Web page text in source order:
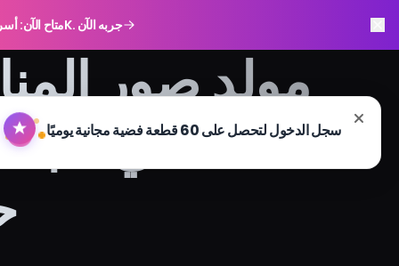
GPT Image 2.0 متاح الآن: أسرع، أذكى، وجاهز بدقة 4K. جربه الآن
مولد صور
الاصطناعي